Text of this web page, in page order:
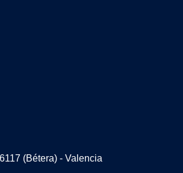
(Bétera) - Valencia